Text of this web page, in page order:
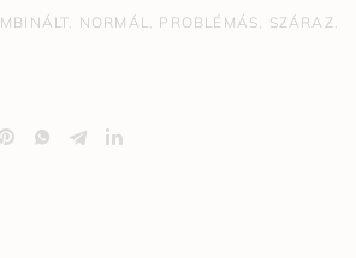
, NORMÁL, PROBLÉMÁS, SZÁRAZ ,